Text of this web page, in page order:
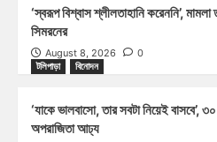
‘স্বরূপ বিশ্বাস শ্লীলতাহানি করেননি’, মামলা
সিমরনের
August 8, 2026
0
টলিপাড়া
বিনোদন
‘যাকে ভালবাসো, তার সবটা নিয়েই বাসবে’,
অপরাজিতা আঢ্য